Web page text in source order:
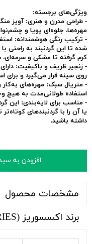
ویژگی‌های برجسته:
-طراحی مدرن و هنری: آویز
مهره‌ها، جلوه‌ای پویا و
- ترکیب رنگی هوشمندانه:
شده تا این گردنبند به راحتی
کرم گرفته تا مشکی و
-زنجیر ظریف و باکیفیت:
روی سینه قرار می‌گیرد و برای
-متریال سبک: مهره‌های به‌کار
استفاده طولانی‌مدت به هیچ
-مناسب برای لایه‌بندی: این
یا آن را با گردنبندهای
داشته باشید.
افزودن به
مشخصات محصول
برند اکسسوریز (ACCESSORIES)